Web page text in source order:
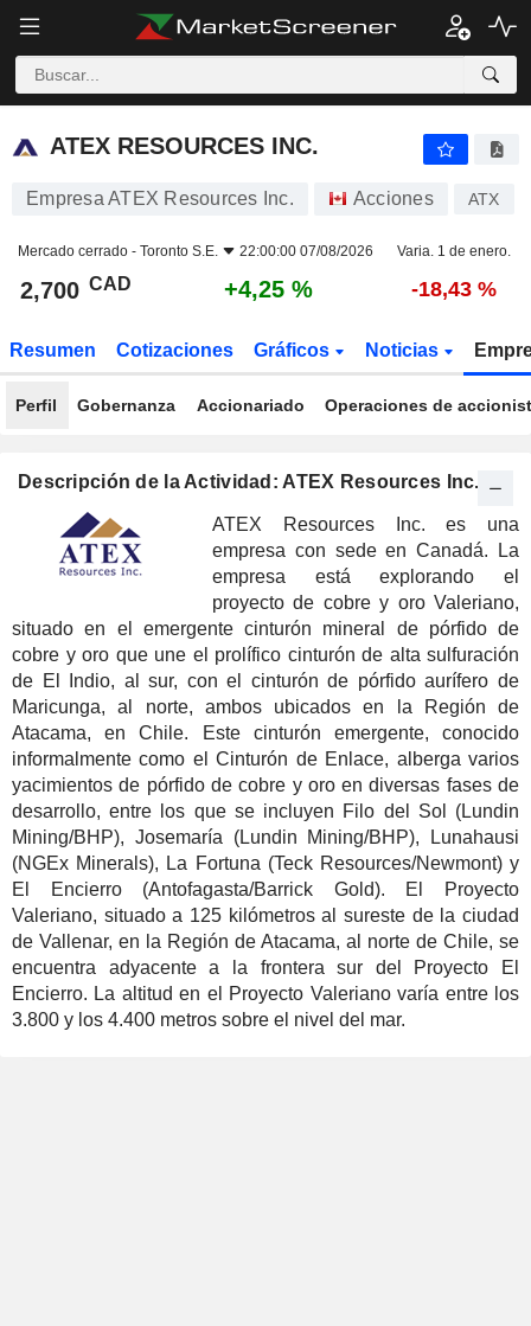
ATEX RESOURCES INC.
ATEX RESOURCES INC.
Empresa ATEX Resources Inc. Acciones ATX
Mercado cerrado - Toronto S.E. 22:00:00 07/08/2026 Varia. 1 de enero.
2,700 CAD +4,25 % -18,43 %
Resumen Cotizaciones Gráficos Noticias
Perfil Gobernanza Accionariado Operaciones de
Descripción de la Actividad: ATEX Resources Inc.
ATEX Resources Inc. es una
empresa con sede en Canadá. La
empresa está explorando el
proyecto de cobre y oro Valeriano,
situado en el emergente cinturón mineral de pórfido de
cobre y oro que une el prolífico cinturón de alta sulfuración
de El Indio, al sur, con el cinturón de pórfido aurífero de
Maricunga, al norte, ambos ubicados en la Región de
Atacama, en Chile. Este cinturón emergente, conocido
informalmente como el Cinturón de Enlace, alberga varios
yacimientos de pórfido de cobre y oro en diversas fases de
desarrollo, entre los que se incluyen Filo del Sol (Lundin
Mining/BHP), Josemaría (Lundin Mining/BHP), Lunahausi
(NGEx Minerals), La Fortuna (Teck Resources/Newmont) y
El Encierro (Antofagasta/Barrick Gold). El Proyecto
Valeriano, situado a 125 kilómetros al sureste de la ciudad
de Vallenar, en la Región de Atacama, al norte de Chile, se
encuentra adyacente a la frontera sur del Proyecto El
Encierro. La altitud en el Proyecto Valeriano varía entre los
3.800 y los 4.400 metros sobre el nivel del mar.